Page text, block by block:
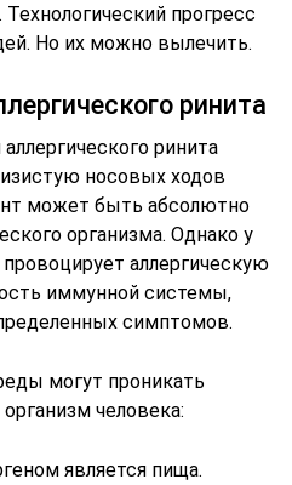
прогресс
Но их можно вылечить.
ринита
ринита
носовых ходов
может быть абсолютно
организма. Однако у
аллергическую
иммунной системы,
симптомов.
могут проникать
человека:
является пища.